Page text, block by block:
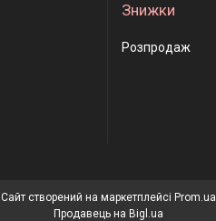
Знижки
Розпродаж
Сайт створений на маркетплейсі Prom.ua
Продавець на Bigl.ua